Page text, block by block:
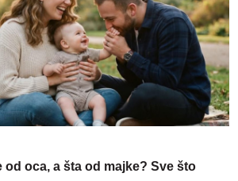
od oca, a šta od majke? Sve što